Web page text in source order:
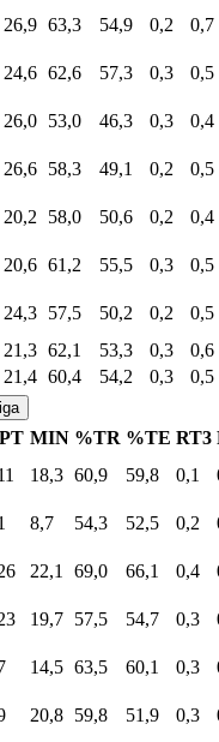
19,6 61,7 57,0 0,4 0,4
28,9 56,0 50,8 0,3 0,4
26,1 61,8 52,7 0,3 0,5
22,8 67,0 60,1 0,3 0,5
26,9 63,3 54,9 0,2 0,7
24,6 62,6 57,3 0,3 0,5
26,0 53,0 46,3 0,3 0,4
26,6 58,3 49,1 0,2 0,5
20,2
21,4 60,4 54,2 0,3 0,5
MIN %TR %TE RT3
18,3 60,9 59,8 0,1
8,7 54,3 52,5 0,2